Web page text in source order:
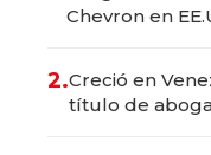
Chevron en
2.Creció en
título de